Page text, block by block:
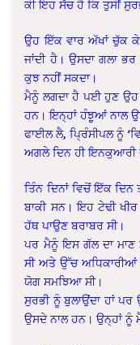
ਕੀ ਇਹ ਸੱਚ ਹੈ ਕਿ ਤੁਸੀਂ
ਉਹ ਇੱਕ ਵਾਰ ਅੱਖਾਂ ਚੁੱਕ
ਜਾਂਦੀ ਹੈ। ਉਸਦਾ ਗਲਾ
ਕੁਝ ਨਹੀਂ ਸਕਦਾ।
ਮੈਨੂੰ ਲਗਦਾ ਹੈ ਪਈ ਹੁਣ ਉਹ
ਹਨ। ਇਨ੍ਹਾਂ ਹੰਝੂਆਂ ਨਾਲ
ਫਾਈਲ ਲੈ, ਪ੍ਰਿੰਸੀਪਲ ਨੂੰ
ਅਗਲੇ ਦਿਨ ਹੀ ਇਨਕੁਆਰੀ
ਤਿੰਨ ਦਿਨਾਂ ਵਿਚੋਂ ਇੱਕ
ਬਾਕੀ ਸਨ। ਇਹ ਟੇਢੀ
ਹੱਥ ਪਾਉਣ ਬਰਾਬਰ ਸੀ।
ਪਰ ਮੈਨੂੰ ਇਸ ਗੱਲ ਦਾ ਮਾਣ
ਸੀ ਅਤੇ ਉੱਚ ਅਧਿਕਾਰੀਆਂ
ਯੋਗ ਸਮਝਿਆ ਸੀ।
ਸੁਰਭੀ ਨੂੰ ਬੁਲਾਉਂਦਾ ਹਾਂ
ਉਸਦੇ ਨਾਲ ਹਨ। ਉਨ੍ਹਾਂ ਨੂੰ